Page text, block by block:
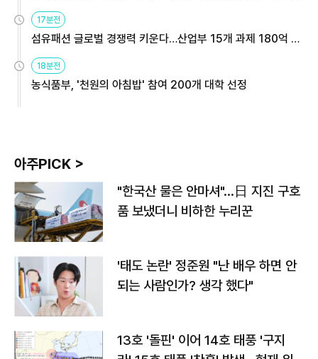
용해야
17분전
섬유패션 글로벌 경쟁력 키운다…산업부 15개 과제 180억 지
원
18분전
농식품부, '천원의 아침밥' 참여 200개 대학 선정
아주PICK >
"한국산 물은 안마셔"…日 지진 구호
품 보냈더니 비하한 누리꾼
'태도 논란' 정준원 "난 배우 하면 안
되는 사람인가? 생각 했다"
13호 '돌핀' 이어 14호 태풍 '구지